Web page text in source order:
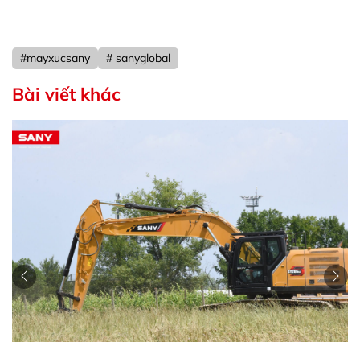
#mayxucsany # sanyglobal
Bài viết khác